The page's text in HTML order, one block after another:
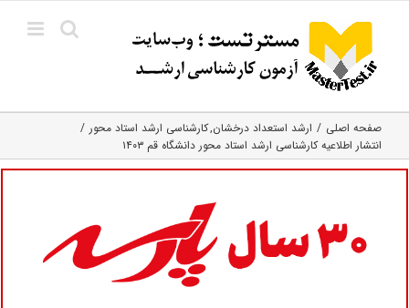
content
صفحه اصلی ارشد استعداد درخشان کارشناسی ارشد استاد محور
انتشار اطلاعیه کارشناسی ارشد استاد محور دانشگاه قم ۱۴۰۳